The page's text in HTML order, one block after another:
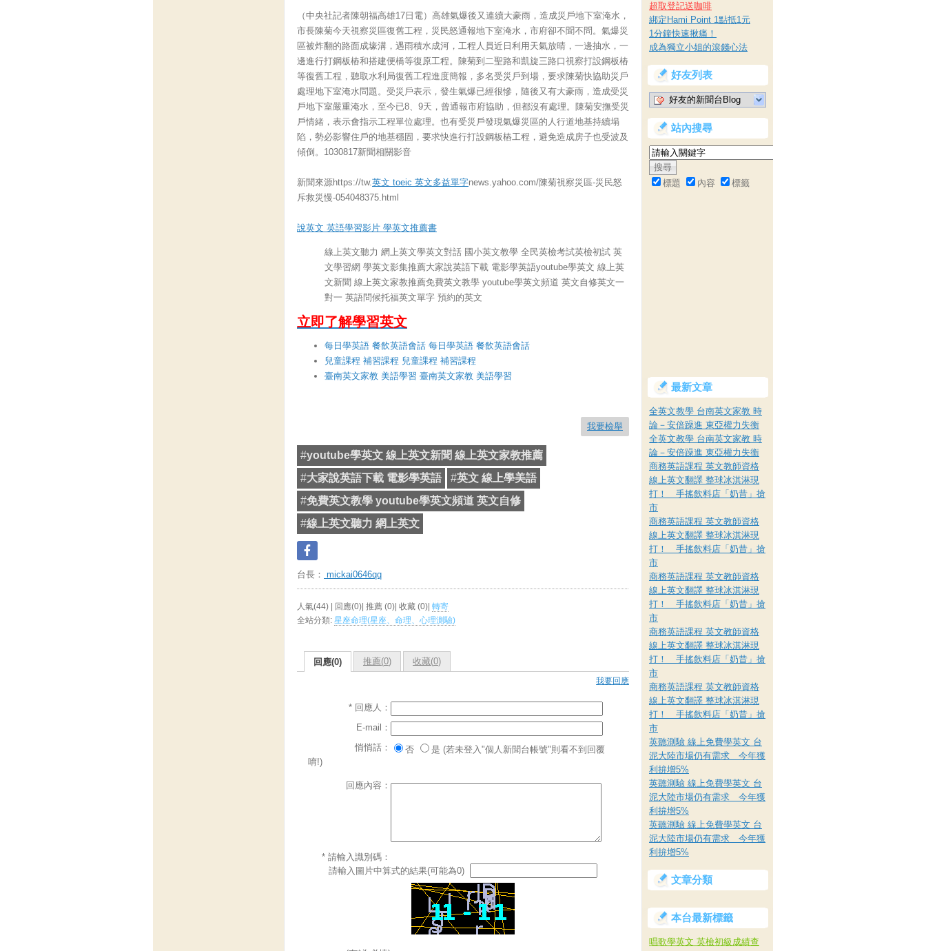
（中央社記者陳朝福高雄17日電）高雄氣爆後又連續大豪雨，造成災戶地下室淹水，
市長陳菊今天視察災區復舊工程，災民怒通報地下室淹水，市府卻不聞不問。氣爆災
區被炸翻的路面成壕溝，遇雨積水成河，工程人員近日利用天氣放晴，一邊抽水，一
邊進行打鋼板樁和搭建便橋等復原工程。陳菊到二聖路和凱旋三路口視察打設鋼板樁
等復舊工程，聽取水利局復舊工程進度簡報，多名受災戶到場，要求陳菊快協助災戶
處理地下室淹水問題。受災戶表示，發生氣爆已經很慘，隨後又有大豪雨，造成受災
戶地下室嚴重淹水，至今已8、9天，曾通報市府協助，但都沒有處理。陳菊安撫受災
戶情緒，表示會指示工程單位處理。也有受災戶發現氣爆災區的人行道地基持續塌
陷，勢必影響住戶的地基穩固，要求快進行打設鋼板樁工程，避免造成房子也受波及
傾倒。1030817新聞相關影音
新聞來源https://tw.英文 toeic 英文多益單字news.yahoo.com/陳菊視察災區-災民怒
斥救災慢-054048375.html
說英文 英語學習影片 學英文推薦書
線上英文聽力 網上英文學英文對話 國小英文教學 全民英檢考試英檢初試 英
文學習網 學英文影集推薦大家說英語下載 電影學英語youtube學英文 線上英
文新聞 線上英文家教推薦免費英文教學 youtube學英文頻道 英文自修英文一
對一 英語問候托福英文單字 預約的英文
立即了解學習英文
每日學英語 餐飲英語會話 每日學英語 餐飲英語會話
兒童課程 補習課程 兒童課程 補習課程
臺南英文家教 美語學習 臺南英文家教 美語學習
我要檢舉
#youtube學英文 線上英文新聞 線上英文家教推薦
#大家說英語下載 電影學英語 #英文 線上學美語
#免費英文教學 youtube學英文頻道 英文自修
#線上英文聽力 網上英文
台長： mickai0646qq
人氣(44) | 回應(0)| 推薦 (0)| 收藏 (0)| 轉寄
全站分類: 星座命理(星座、命理、心理測驗)
回應(0) 推薦(0) 收藏(0)
我要回應
* 回應人：
E-mail：
悄悄話：
否
是 (若未登入"個人新聞台帳號"則看不到回覆
唷!)
回應內容：
* 請輸入識別碼：
請輸入圖片中算式的結果(可能為0)
超取登記送咖啡
綁定Hami Point 1點抵1元
1分鐘快速揪痛！
成為獨立小姐的滾錢心法
好友列表
好友的新聞台Blog
站內搜尋
標題 內容 標籤
最新文章
全英文教學 台南英文家教 時
論－安倍躁進 東亞權力失衡
全英文教學 台南英文家教 時
論－安倍躁進 東亞權力失衡
商務英語課程 英文教師資格
線上英文翻譯 整球冰淇淋現
打！ 手搖飲料店「奶昔」搶
市
商務英語課程 英文教師資格
線上英文翻譯 整球冰淇淋現
打！ 手搖飲料店「奶昔」搶
市
商務英語課程 英文教師資格
線上英文翻譯 整球冰淇淋現
打！ 手搖飲料店「奶昔」搶
市
商務英語課程 英文教師資格
線上英文翻譯 整球冰淇淋現
打！ 手搖飲料店「奶昔」搶
市
商務英語課程 英文教師資格
線上英文翻譯 整球冰淇淋現
打！ 手搖飲料店「奶昔」搶
市
英聽測驗 線上免費學英文 台
泥大陸市場仍有需求 今年獲
利拚增5%
英聽測驗 線上免費學英文 台
泥大陸市場仍有需求 今年獲
利拚增5%
英聽測驗 線上免費學英文 台
泥大陸市場仍有需求 今年獲
利拚增5%
文章分類
本台最新標籤
唱歌學英文 英檢初級成績查